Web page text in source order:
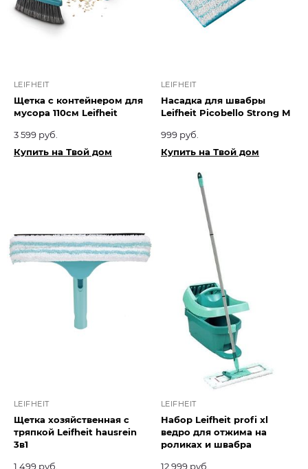
LEIFHEIT
Щетка с контейнером для
мусора 110см Leifheit
3 599 руб.
Купить на Твой дом
LEIFHEIT
Насадка для швабры
Leifheit Picobello Strong М
999 руб.
Купить на Твой дом
LEIFHEIT
Щетка хозяйственная с
тряпкой Leifheit hausrein
3в1
1 499 руб.
LEIFHEIT
Набор Leifheit profi xl
ведро для отжима на
роликах и швабра
12 999 руб.